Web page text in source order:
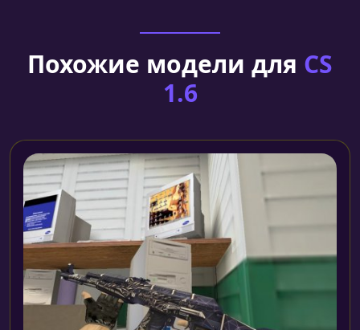
Похожие модели для CS
1.6